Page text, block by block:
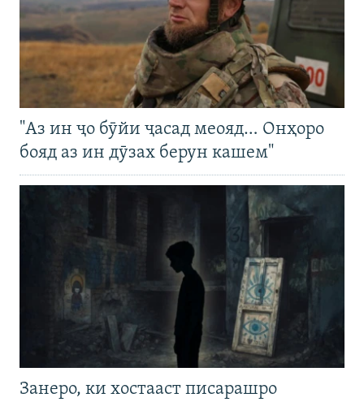
"Аз ин ҷо бӯйи ҷасад меояд… Онҳоро
бояд аз ин дӯзах берун кашем"
Занеро, ки хостааст писарашро